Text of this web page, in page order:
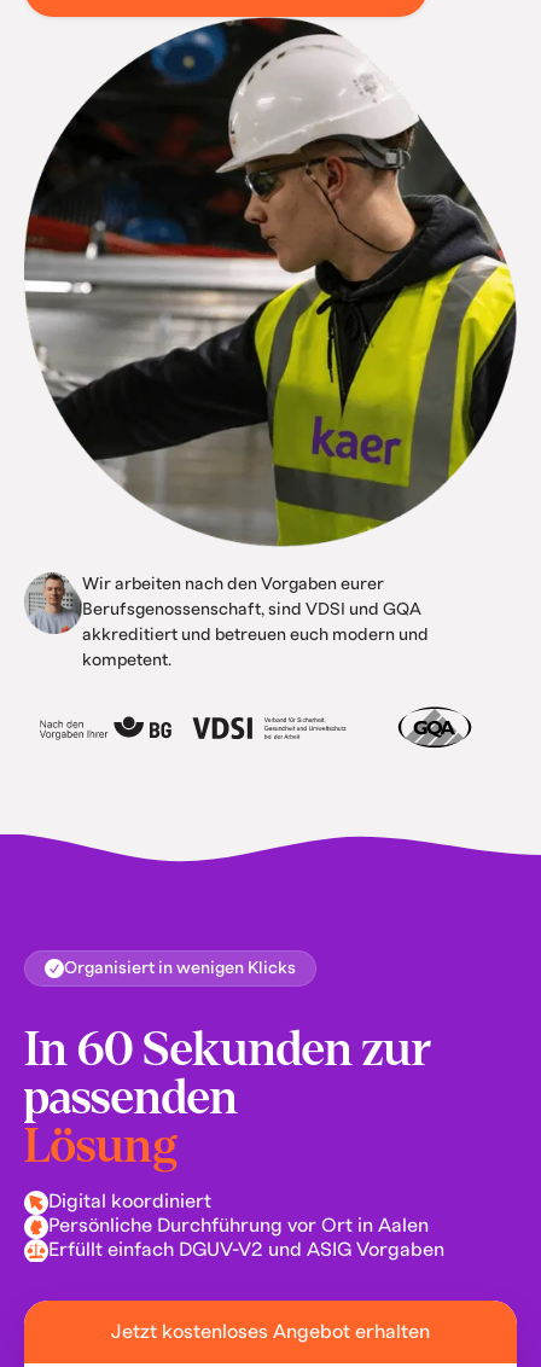
Wir arbeiten nach den Vorgaben eurer
Berufsgenossenschaft, sind VDSI und GQA
akkreditiert und betreuen euch modern und
kompetent.
Organisiert in wenigen Klicks
In 60 Sekunden zur
passenden
Lösung
Digital koordiniert
Persönliche Durchführung vor Ort in Aalen
Erfüllt einfach DGUV-V2 und ASIG Vorgaben
Jetzt kostenloses Angebot erhalten